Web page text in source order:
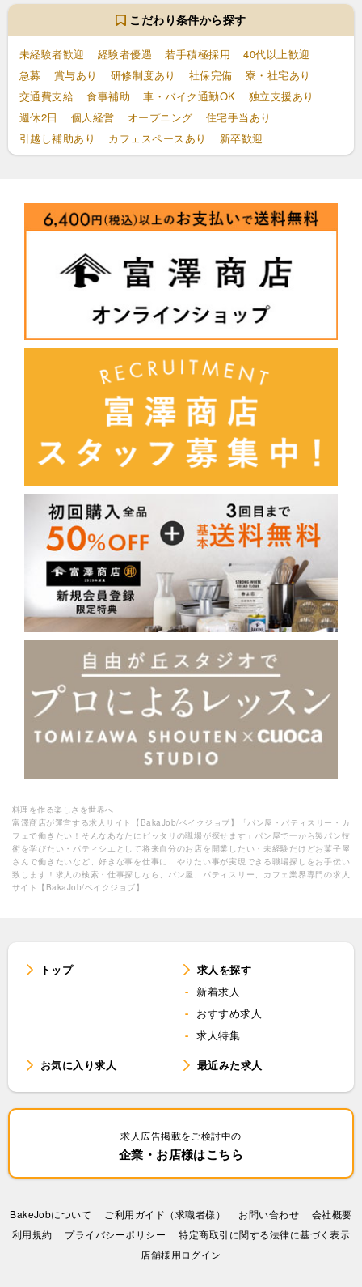
こだわり条件から探す
未経験者歓迎 経験者優遇 若手積極採用
40代以上歓迎
急募
賞与あり 研修制度あり 社保完備
寮・社宅あり
交通費支給
食事補助 車・バイク通勤OK
独立支援あり
週休2日
個人経営 オープニング
住宅手当あり
引越し補助あり
カフェスペースあり 新卒歓迎
料理を作る楽しさを世界へ
富澤商店が運営する求人サイト【BakaJob/ベイクジョブ】「パン屋・パティスリー・カ
フェで働きたい！そんなあなたにピッタリの職場が探せます」パン屋で一から製パン技
術を学びたい・パティシエとして将来自分のお店を開業したい・未経験だけどお菓子屋
さんで働きたいなど、好きな事を仕事に…やりたい事が実現できる職場探しをお手伝い
致します！求人の検索・仕事探しなら、パン屋、パティスリー、カフェ業界専門の求人
サイト【BakaJob/ベイクジョブ】
トップ
求人を探す
新着求人
おすすめ求人
求人特集
お気に入り求人
最近みた求人
求人広告掲載をご検討中の
企業・お店様はこちら
BakeJobについて ご利用ガイド（求職者様） お問い合わせ
会社概要
利⽤規約
プライバシーポリシー
特定商取引に関する法律に基づく表示
店舗様用ログイン